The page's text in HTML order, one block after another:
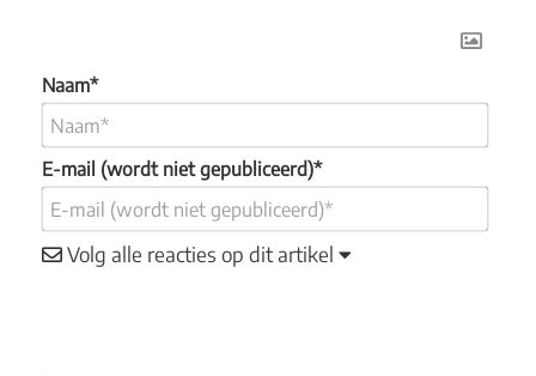
Naam*
E-mail (wordt niet gepubliceerd)*
Volg alle reacties op dit artikel